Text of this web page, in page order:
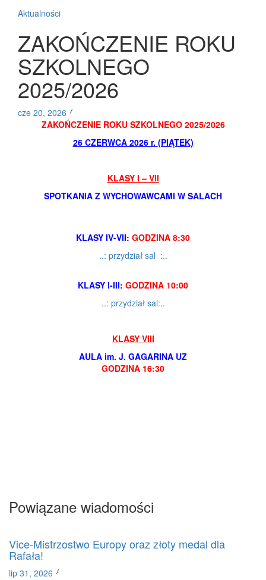
Aktualności
ZAKOŃCZENIE ROKU
SZKOLNEGO
2025/2026
cze 20, 2026
ZAKOŃCZENIE ROKU SZKOLNEGO 2025/2026
26 CZERWCA 2026 r. (PIĄTEK)
KLASY I – VII
SPOTKANIA Z WYCHOWAWCAMI W SALACH
KLASY IV-VII: GODZINA 8:30
..: przydział sal :..
KLASY I-III: GODZINA 10:00
..: przydział sal:..
KLASY VIII
AULA im. J. GAGARINA UZ
GODZINA 16:30
Powiązane wiadomości
Vice-Mistrzostwo Europy oraz złoty medal dla
Rafała!
lip 31, 2026